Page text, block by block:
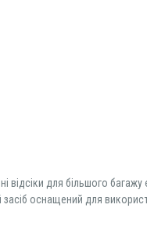
відсіки для більшого
оснащений для